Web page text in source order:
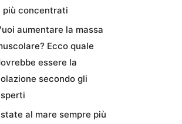
più concentrati
aumentare la massa
Ecco quale
essere la
secondo gli
al mare sempre più